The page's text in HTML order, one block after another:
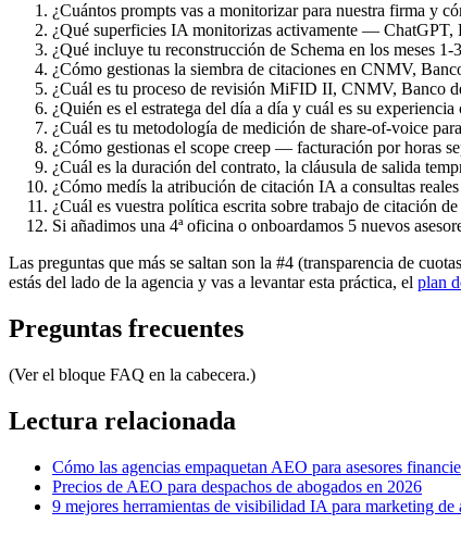
¿Cuántos prompts vas a monitorizar para nuestra firma y
¿Qué superficies IA monitorizas activamente —
¿Qué incluye tu reconstrucción de Schema en los meses
¿Cómo gestionas la siembra de citaciones en CNMV,
¿Cuál es tu proceso de revisión MiFID II, CNMV, Banco
¿Quién es el estratega del día a día y cuál es su
¿Cuál es tu metodología de medición de share-of-voice
¿Cómo gestionas el scope creep — facturación por horas
¿Cuál es la duración del contrato, la cláusula de salida
¿Cómo medís la atribución de citación IA a consultas
¿Cuál es vuestra política escrita sobre trabajo de citación
Si añadimos una 4ª oficina o onboardamos 5 nuevos
Las preguntas que más se saltan son la #4 (transparencia de
estás del lado de la agencia y vas a levantar esta práctica, el plan
Preguntas frecuentes
(Ver el bloque FAQ en la cabecera.)
Lectura relacionada
Cómo las agencias empaquetan AEO para asesores
Precios de AEO para despachos de abogados en 2026
9 mejores herramientas de visibilidad IA para marketing de